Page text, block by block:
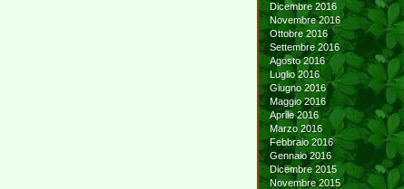
Dicembre 2016
Novembre 2016
Ottobre 2016
Settembre 2016
Agosto 2016
Luglio 2016
Giugno 2016
Maggio 2016
Aprile 2016
Marzo 2016
Febbraio 2016
Gennaio 2016
Dicembre 2015
Novembre 2015